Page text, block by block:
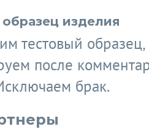
изделия
тестовый образец,
после
брак.